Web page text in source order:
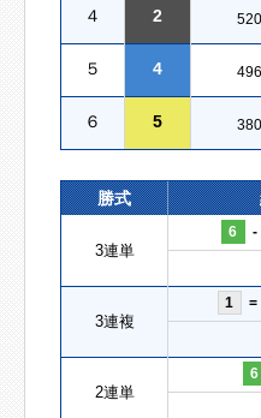
４ 2
５ 4
６ 5
勝式
3連単
6 -
3連複
1 =
2連単
6